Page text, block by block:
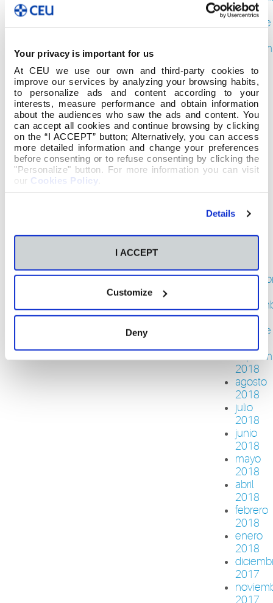
Your privacy is important for us
At CEU we use our own and third-party cookies to
improve our services by analyzing your browsing habits,
to personalize ads and content according to your
interests, measure performance and obtain information
about the audiences who saw the ads and content. You
can accept all cookies and continue browsing by clicking
on the “I ACCEPT” button; Alternatively, you can access
more detailed information and change your preferences
before consenting or to refuse consenting by clicking the
"Personalize" button. For more information you can visit
our Cookies Policy
Details
I ACCEPT
Customize
Deny
2019
octubre
agosto
2019
julio
2019
junio
2019
mayo
2019
abril
2019
2019
2019
2018
octubre
2018
agosto
2018
julio
2018
junio
2018
mayo
2018
abril
2018
febrero
2018
enero
2018
2017
2017